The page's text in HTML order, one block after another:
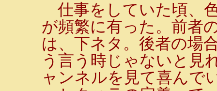
仕事をしていた頃、
が頻繁に有った。前者
は、下ネタ。後者の場
う言う時じゃないと見
ャンネルを見て喜んで